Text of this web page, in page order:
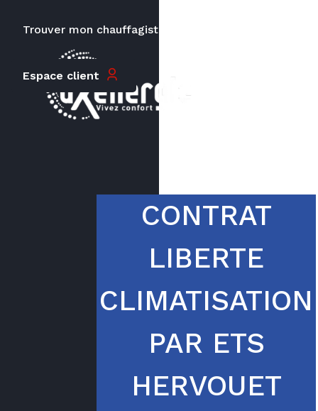
Trouver mon chauffagiste
Espace client
CONTRAT
LIBERTE
CLIMATISATION
PAR ETS
HERVOUET